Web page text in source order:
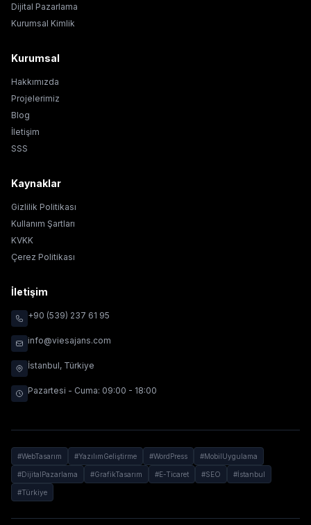
Dijital Pazarlama
Kurumsal Kimlik
Kurumsal
Hakkımızda
Projelerimiz
Blog
İletişim
SSS
Kaynaklar
Gizlilik Politikası
Kullanım Şartları
KVKK
Çerez Politikası
İletişim
+90 (539) 237 61 95
info@viesajans.com
İstanbul, Türkiye
Pazartesi - Cuma: 09:00 - 18:00
#WebTasarım #YazılımGeliştirme #WordPress #MobilUygulama
#DijitalPazarlama #GrafikTasarım #E-Ticaret #SEO #İstanbul
#Türkiye